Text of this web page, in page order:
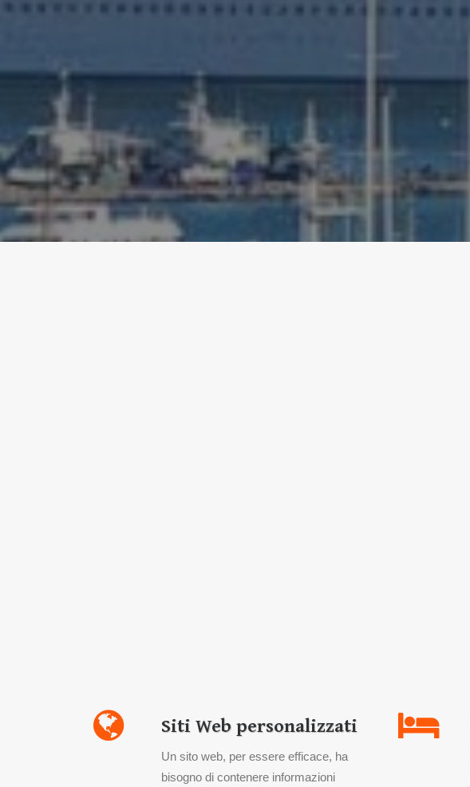
Siti Web personalizzati
Un sito web, per essere efficace, ha
bisogno di contenere informazioni